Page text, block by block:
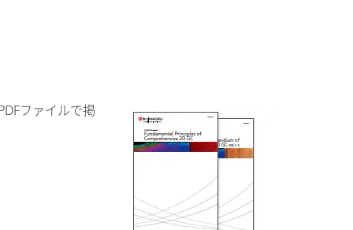
ファイルで掲